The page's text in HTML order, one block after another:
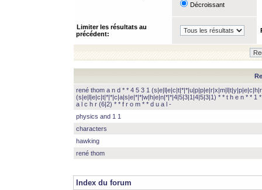
Décroissant
Limiter les résultats au
précédent:
rené thom a n d * * 4 5 3 1
(s|e|l|e|c|t|*|*|c|a|s|e|*|*|w|h|e|n|*|*|4|5|3|1|4|5|3|1) * * t h e n * * 1
a l c h r (6|2) * * f r o m * * d u a l -
physics and 1 1
characters
hawking
rené thom
Index du forum